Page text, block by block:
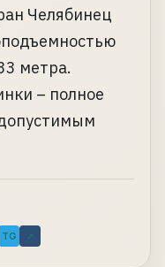
Челябинец
метра.
– полное
TG ↗